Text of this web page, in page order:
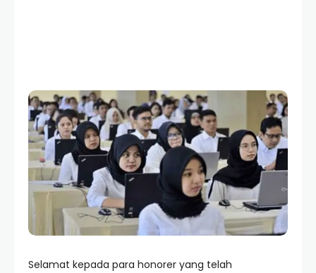
Selamat kepada para honorer yang telah